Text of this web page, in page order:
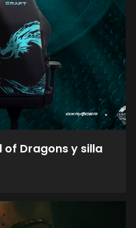
of Dragons y silla